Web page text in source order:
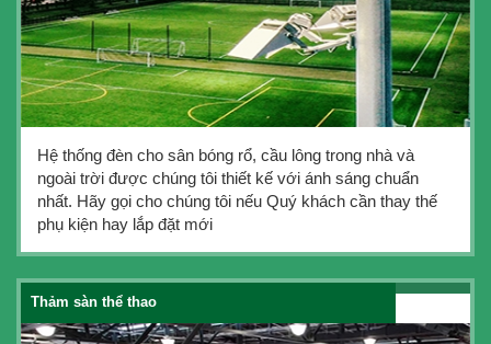
Hệ thống đèn cho sân bóng rổ, cầu lông trong nhà và
ngoài trời được chúng tôi thiết kế với ánh sáng chuẩn
nhất. Hãy gọi cho chúng tôi nếu Quý khách cần thay thế
phụ kiện hay lắp đặt mới
Thảm sàn thể thao